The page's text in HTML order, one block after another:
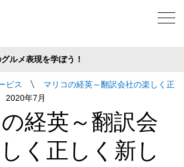
ルメ表現を学ぼう！
ビス
マリコの経英～翻訳会社の楽しく正
2020年7月
経英～翻訳会
く正しく新し